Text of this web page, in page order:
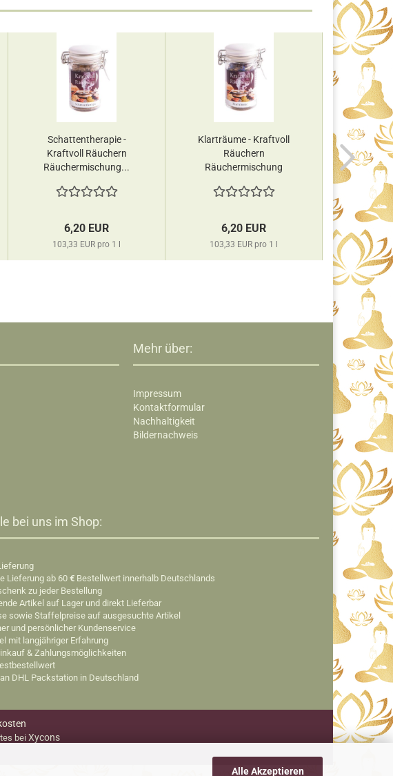
Alle Akzeptieren
Schattentherapie -
Kraftvoll Räuchern
Räuchermischung...
6,20 EUR
103,33 EUR pro 1 l
Klarträume - Kraftvoll
Räuchern
Räuchermischung
6,20 EUR
103,33 EUR pro 1 l
SEIKON
635,71
Mehr über:
Impressum
Kontaktformular
Nachhaltigkeit
Bildernachweis
bei uns im Shop:​
Lieferung ab 60 € Bestellwert innerhalb Deutschlands
zu jeder Bestellung
Artikel auf Lager und direkt Lieferbar
sowie Staffelpreise auf ausgesuchte Artikel
und persönlicher Kundenservice
mit langjähriger Erfahrung
& Zahlungsmöglichkeiten
DHL Packstation in Deutschland
bei Xycons